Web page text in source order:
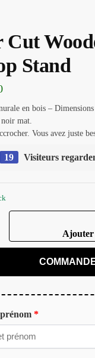
Cut
Stand
en bois –
mat.
Vous avez juste
19 Visiteurs
Ajouter
*